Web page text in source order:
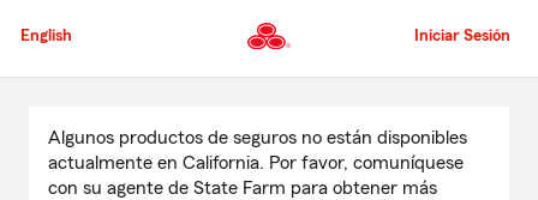
al
principal
English Iniciar Sesión
contenido
principal
Algunos productos de seguros no están disponibles
actualmente en California. Por favor, comuníquese
con su agente de State Farm para obtener más